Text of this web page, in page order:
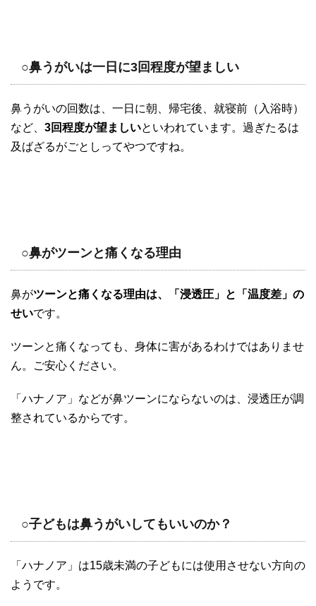
○鼻うがいは一日に3回程度が望ましい
鼻うがいの回数は、一日に朝、帰宅後、就寝前（入浴時）
など、 3回程度が望ましいといわれています。過ぎたるは
及ばざるがごとしってやつですね。
○鼻がツーンと痛くなる理由
鼻がツーンと痛くなる理由は、「浸透圧」と「温度差」の
せいです。
ツーンと痛くなっても、身体に害があるわけではありませ
ん。ご安心ください。
「ハナノア」などが鼻ツーンにならないのは、浸透圧が調
整されているからです。
○子どもは鼻うがいしてもいいのか？
「ハナノア」は15歳未満の子どもには使用させない方向の
ようです。